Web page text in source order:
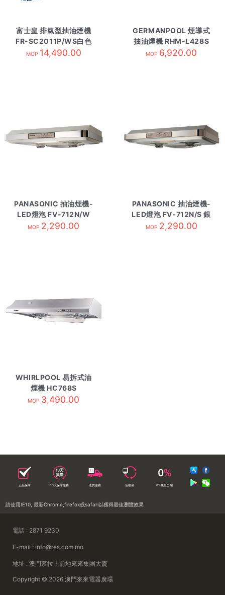
富士皇 排氣型抽油煙機
FR-SC2011P/WS白色
MOP 14,490.00
GERMANPOOL 煙導式
抽油煙機 RHM-L428S
MOP 6,920.00
PANASONIC 抽油煙機-
LED燈泡 FV-712N/W
白
MOP 2,290.00
PANASONIC 抽油煙機-
LED燈泡 FV-712N/S 銀
MOP 2,290.00
WHIRLPOOL 易拆式油
煙機 HC768S
MOP 3,490.00
正品保障 10天保障服務 送貨服務 落樓易 0%免息分期
請使用IE10, 最新Chrome,firefox或safari以獲得最佳瀏覽效果
電話 : 2871 9230
E-mail : info@res.com.mo
地址 : 澳門慕拉士前地來來集團大廈
Copyright © 2026 澳門來來電器廣場